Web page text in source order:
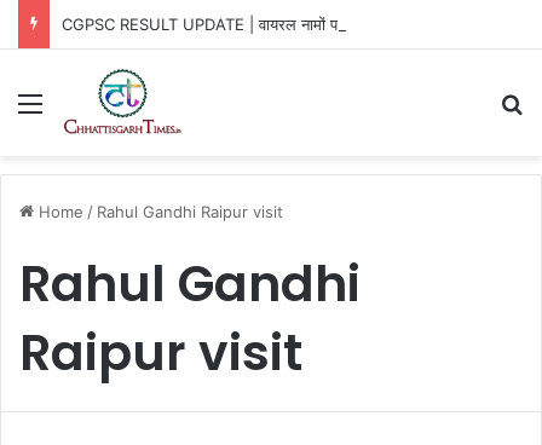
CGPSC RESULT UPDATE | वायरल नामों पर आयोग का खुलासा
Menu
Home / Rahul Gandhi Raipur visit
Rahul Gandhi
Raipur visit